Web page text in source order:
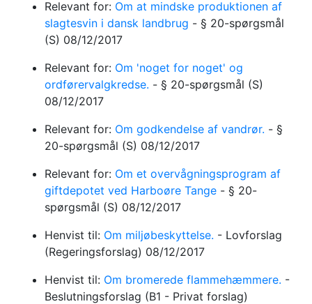
Relevant for: Om at mindske produktionen af
slagtesvin i dansk landbrug - § 20-spørgsmål
(S) 08/12/2017
Relevant for: Om 'noget for noget' og
ordførervalgkredse. - § 20-spørgsmål (S)
08/12/2017
Relevant for: Om godkendelse af vandrør. - §
20-spørgsmål (S) 08/12/2017
Relevant for: Om et overvågningsprogram af
giftdepotet ved Harboøre Tange - § 20-
spørgsmål (S) 08/12/2017
Henvist til: Om miljøbeskyttelse. - Lovforslag
(Regeringsforslag) 08/12/2017
Henvist til: Om bromerede flammehæmmere. -
Beslutningsforslag (B1 - Privat forslag)